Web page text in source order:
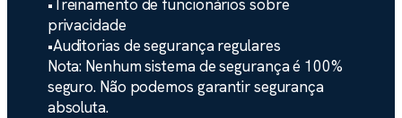
•Treinamento de funcionários sobre
privacidade
•Auditorias de segurança regulares
Nota: Nenhum sistema de segurança é 100%
seguro. Não podemos garantir segurança
absoluta.